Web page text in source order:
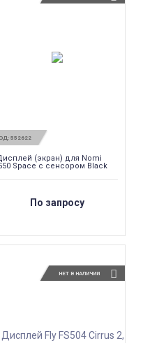
552622
(экран) для Nomi
Space с сенсором Black
По запросу
НЕТ В НАЛИЧИИ